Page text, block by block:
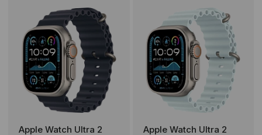
Apple Watch Ultra 2 Apple Watch Ultra 2